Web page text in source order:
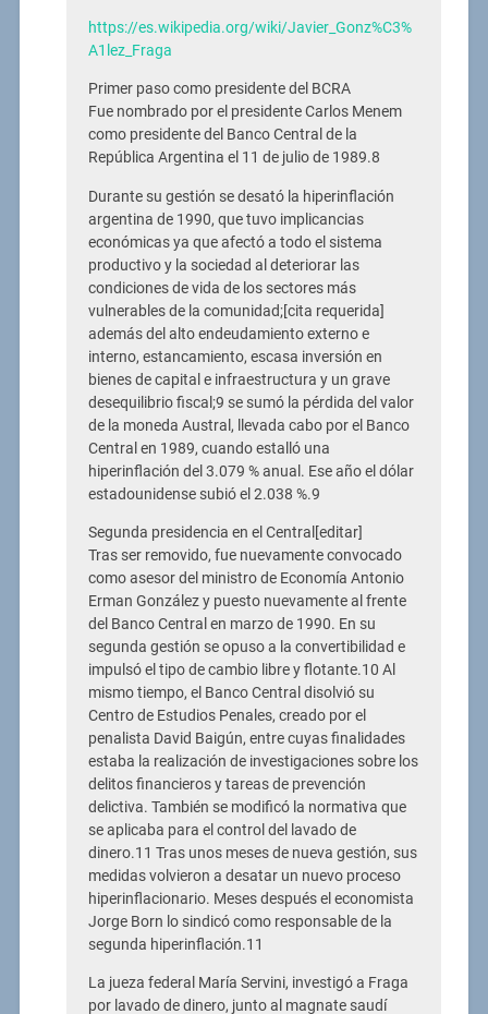
https://es.wikipedia.org/wiki/Javier_Gonz%C3%
A1lez_Fraga
Primer paso como presidente del BCRA
Fue nombrado por el presidente Carlos Menem
como presidente del Banco Central de la
República Argentina el 11 de julio de 1989.8
Durante su gestión se desató la hiperinflación
argentina de 1990, que tuvo implicancias
económicas ya que afectó a todo el sistema
productivo y la sociedad al deteriorar las
condiciones de vida de los sectores más
vulnerables de la comunidad;[cita requerida]
además del alto endeudamiento externo e
interno, estancamiento, escasa inversión en
bienes de capital e infraestructura y un grave
desequilibrio fiscal;9 se sumó la pérdida del valor
de la moneda Austral, llevada cabo por el Banco
Central en 1989, cuando estalló una
hiperinflación del 3.079 % anual. Ese año el dólar
estadounidense subió el 2.038 %.9
Segunda presidencia en el Central[editar]
Tras ser removido, fue nuevamente convocado
como asesor del ministro de Economía Antonio
Erman González y puesto nuevamente al frente
del Banco Central en marzo de 1990. En su
segunda gestión se opuso a la convertibilidad e
impulsó el tipo de cambio libre y flotante.10 Al
mismo tiempo, el Banco Central disolvió su
Centro de Estudios Penales, creado por el
penalista David Baigún, entre cuyas finalidades
estaba la realización de investigaciones sobre los
delitos financieros y tareas de prevención
delictiva. También se modificó la normativa que
se aplicaba para el control del lavado de
dinero.11 Tras unos meses de nueva gestión, sus
medidas volvieron a desatar un nuevo proceso
hiperinflacionario. Meses después el economista
Jorge Born lo sindicó como responsable de la
segunda hiperinflación.11
La jueza federal María Servini, investigó a Fraga
por lavado de dinero, junto al magnate saudí